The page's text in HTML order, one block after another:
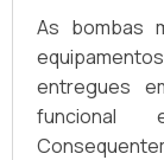
As bombas
entregues